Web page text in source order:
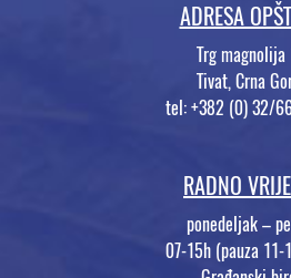
ADRESA
Trg magnolija
Tivat, Crna
tel: +382 (0) 32/
RADNO
ponedeljak –
07-15h (pauza 11-